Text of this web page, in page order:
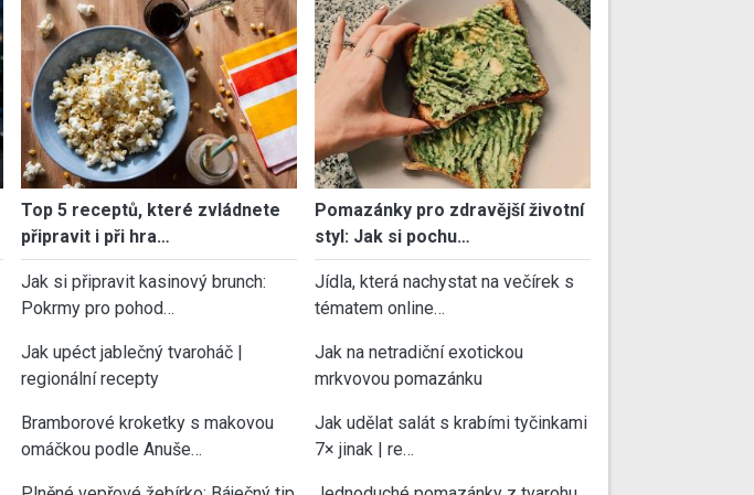
Top 5 receptů, které zvládnete
připravit i při hra…
Jak si připravit kasinový brunch:
Pokrmy pro pohod…
Jak upéct jablečný tvaroháč |
regionální recepty
Bramborové kroketky s makovou
omáčkou podle Anuše…
Pomazánky pro zdravější životní
styl: Jak si pochu…
Jídla, která nachystat na večírek s
tématem online…
Jak na netradiční exotickou
mrkvovou pomazánku
Jak udělat salát s krabími tyčinkami
7× jinak | re…